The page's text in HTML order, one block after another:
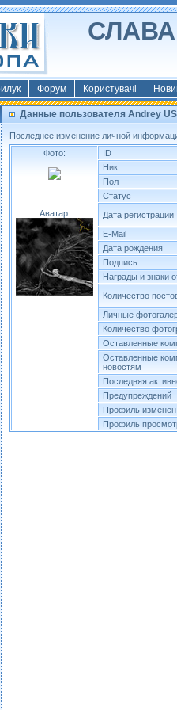
СЛАВА
Форум Користувачі
Данные пользователя Andrey US
Последнее изменение личной
Фото:
Аватар:
ID
Ник
Пол
Статус
Дата регистрации
E-Mail
Дата рождения
Подпись
Награды и знаки
Количество
Личные
Количество
Оставленные
Оставленные
новостям
Последняя
Предупреждений
Профиль
Профиль